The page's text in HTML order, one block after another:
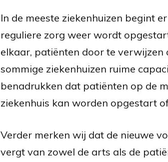
In de meeste ziekenhuizen begint
reguliere zorg weer wordt
elkaar, patiënten door te verwijzen
sommige ziekenhuizen ruime
benadrukken dat patiënten op de
ziekenhuis kan worden opgestart
Verder merken wij dat de nieuwe
vergt van zowel de arts als de